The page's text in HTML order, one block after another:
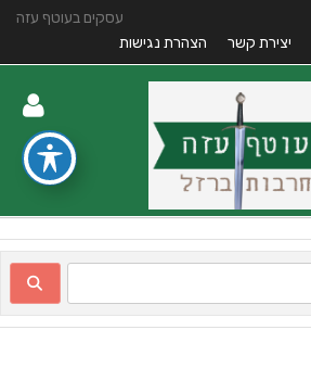
עסקים בעוטף עזה
יצירת קשר הצהרת נגישות